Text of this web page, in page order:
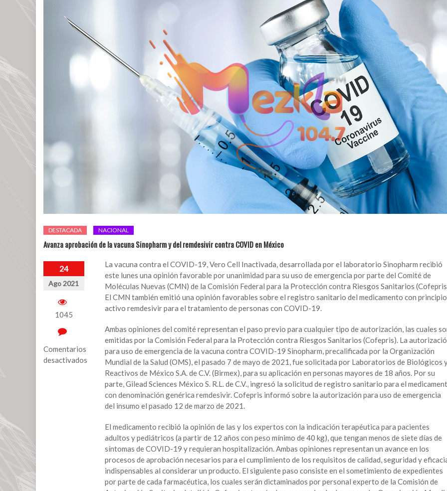
DESTACADA NACIONAL
Avanza aprobación de la vacuna Sinopharm y del remdesivir contra COVID en México
24
Ago 2021
1045
Comentarios
desactivados
La vacuna contra el COVID-19, Vero Cell Inactivada, desarrollada por el laboratorio Sinopharm recibió
este lunes una opinión favorable por unanimidad para su uso de emergencia por parte del Comité de
Moléculas Nuevas (CMN) de la Comisión Federal para la Protección contra Riesgos Sanitarios
El CMN también emitió una opinión favorables sobre el registro sanitario del medicamento con principio
activo remdesivir para el tratamiento de personas con COVID-19.
Ambas opiniones del comité representan el paso previo para cualquier tipo de autorización, las cuales
emitidas por la Comisión Federal para la Protección contra Riesgos Sanitarios (Cofepris). La
para uso de emergencia de la vacuna contra COVID-19 Sinopharm, precalificada por la Organización
Mundial de la Salud (OMS), el pasado 7 de mayo de 2021, fue solicitada por Laboratorios de Biológicos
Reactivos de México S.A. de C.V. (Birmex), para su aplicación en personas mayores de 18 años. Por su
parte, Gilead Sciences México S. R.L. de C.V., ingresó la solicitud de registro sanitario para el
con denominación genérica remdesivir. Cofepris informó sobre la autorización para uso de emergencia
del insumo el pasado 12 de marzo de 2021.
El medicamento recibió la opinión de las y los expertos con la indicación terapéutica para pacientes
adultos y pediátricos (a partir de 12 años con peso mínimo de 40 kg), que tengan menos de siete días de
síntomas de COVID-19 y requieran hospitalización. Ambas opiniones representan un avance en los
procesos de aprobación necesarios para el cumplimiento de los requisitos de calidad, seguridad y
indispensables al considerar un producto. El siguiente paso consiste en el sometimiento de expedientes
por parte de cada farmacéutica, los cuales serán dictaminados por personal experto de la Comisión de